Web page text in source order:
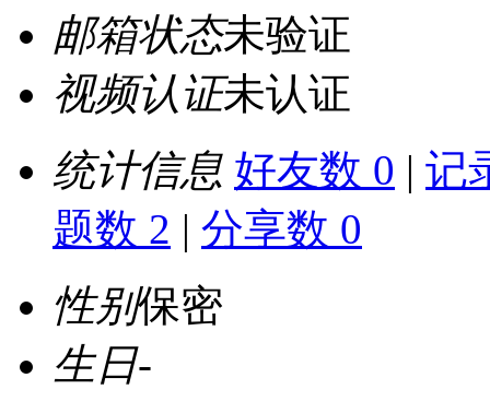
邮箱状态未验证
视频认证未认证
统计信息 好友数 0 | 记
题数 2 | 分享数 0
性别保密
生日-